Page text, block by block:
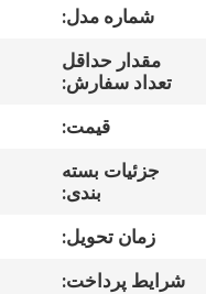
کنترل
شماره مدل:
مقدار حداقل
تعداد سفارش:
قیمت:
جزئیات بسته
بندی:
زمان تحویل:
شرایط پرداخت: